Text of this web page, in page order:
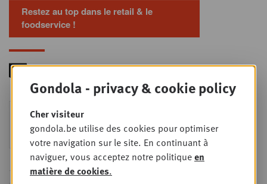
Restez au top dans le retail & le
foodservice !
MER
9
SEPT
Foodservice - Joint
business planning
Intro to Negotiation: Succes aan de
onderhandelingstafel is geen toeval!
Gondola - privacy & cookie policy
Cher visiteur
gondola.be utilise des cookies pour optimiser
votre navigation sur le site. En continuant à
naviguer, vous acceptez notre politiqueen
matière de cookies.